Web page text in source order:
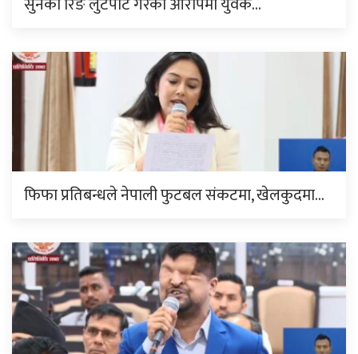
फिफा प्रतिबन्धले नेपाली फुटबल संकटमा, खेलकुदमा…